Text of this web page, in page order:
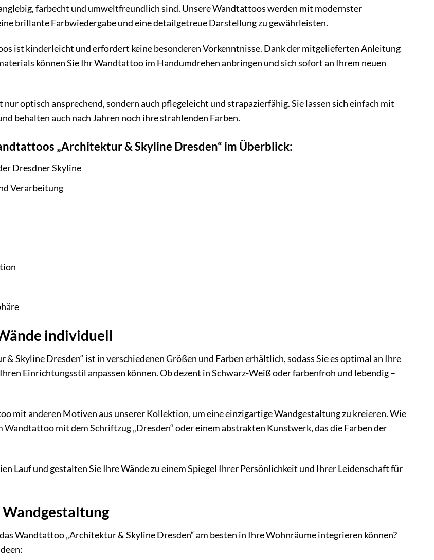
farbecht und umweltfreundlich sind. Unsere Wandtattoos werden mit modernster
brillante Farbwiedergabe und eine detailgetreue Darstellung zu gewährleisten.
ist kinderleicht und erfordert keine besonderen Vorkenntnisse. Dank der mitgelieferten Anleitung
können Sie Ihr Wandtattoo im Handumdrehen anbringen und sich sofort an Ihrem neuen
optisch ansprechend, sondern auch pflegeleicht und strapazierfähig. Sie lassen sich einfach mit
behalten auch nach Jahren noch ihre strahlenden Farben.
„Architektur & Skyline Dresden“ im Überblick:
Dresdner Skyline
Verarbeitung
individuell
Skyline Dresden“ ist in verschiedenen Größen und Farben erhältlich, sodass Sie es optimal an Ihre
Einrichtungsstil anpassen können. Ob dezent in Schwarz-Weiß oder farbenfroh und lebendig –
mit anderen Motiven aus unserer Kollektion, um eine einzigartige Wandgestaltung zu kreieren. Wie
Wandtattoo mit dem Schriftzug „Dresden“ oder einem abstrakten Kunstwerk, das die Farben der
Lauf und gestalten Sie Ihre Wände zu einem Spiegel Ihrer Persönlichkeit und Ihrer Leidenschaft für
Wandtattoo „Architektur & Skyline Dresden“ am besten in Ihre Wohnräume integrieren können?